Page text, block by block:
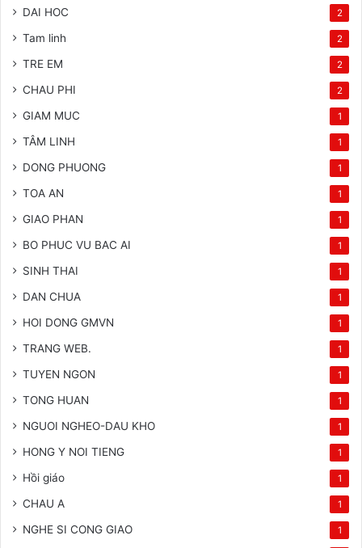
DAI HOC 2
Tam linh 2
TRE EM 2
CHAU PHI 2
GIAM MUC 1
TÂM LINH 1
DONG PHUONG 1
TOA AN 1
GIAO PHAN 1
BO PHUC VU BAC AI 1
SINH THAI 1
DAN CHUA 1
HOI DONG GMVN 1
TRANG WEB. 1
TUYEN NGON 1
TONG HUAN 1
NGUOI NGHEO-DAU KHO 1
HONG Y NOI TIENG 1
Hồi giáo 1
CHAU A 1
NGHE SI CONG GIAO 1